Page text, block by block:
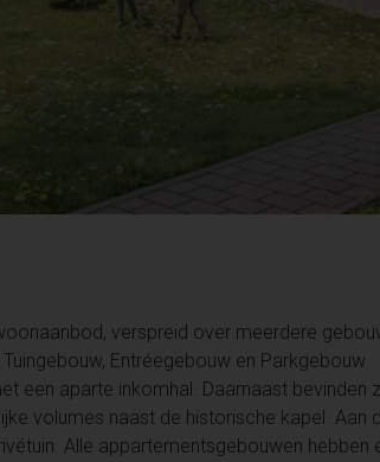
verspreid over meerdere
Entréegebouw en Parkgebouw
een aparte inkomhal. Daarnaast bevinden
volumes naast de historische kapel. Aan
Alle appartementsgebouwen hebben